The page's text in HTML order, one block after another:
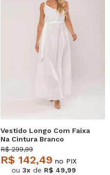
Vestido Longo Com Faixa
Na Cintura Branco
Salvatore
R$ 299,99
R$ 142,49 no PIX
ou 3x de R$ 49,99